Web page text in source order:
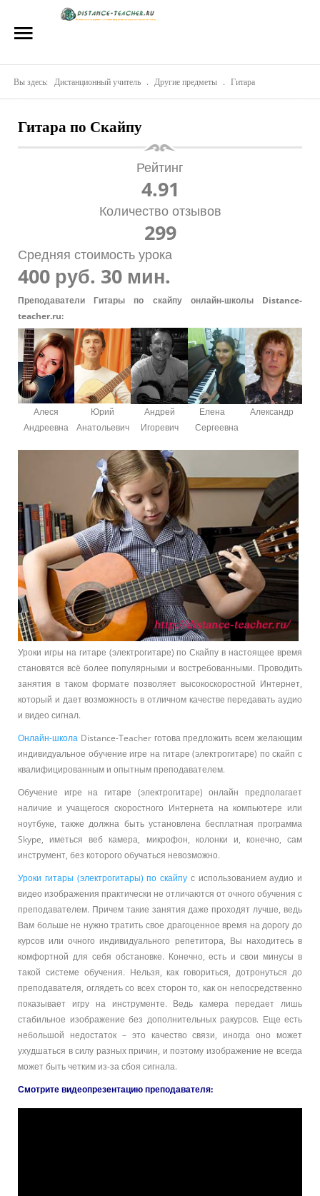
Репетиторы
Акции
Вы здесь: Дистанционный учитель . Другие предметы . Гитара
Гитара по Скайпу
Рейтинг
4.91
Количество отзывов
299
Средняя стоимость урока
400 руб. 30 мин.
Преподаватели Гитары по скайпу онлайн-школы Distance-
teacher.ru:
Алеся Юрий Андрей Елена
Александр
Андреевна
Анатольевич Игоревич Сергеевна
Уроки игры на гитаре (электрогитаре) по Скайпу в настоящее время
становятся всё более популярными и востребованными. Проводить
занятия в таком формате позволяет высокоскоростной Интернет,
который и дает возможность в отличном качестве передавать аудио
и видео сигнал.
Онлайн-школа Distance-Teacher готова предложить всем желающим
индивидуальное обучение игре на гитаре (электрогитаре) по скайп с
квалифицированным и опытным преподавателем.
Обучение игре на гитаре (электрогитаре) онлайн предполагает
наличие и учащегося скоростного Интернета на компьютере или
ноутбуке, также должна быть установлена бесплатная программа
Skype, иметься веб камера, микрофон, колонки и, конечно, сам
инструмент, без которого обучаться невозможно.
Уроки гитары (электрогитары) по скайпу с использованием аудио и
видео изображения практически не отличаются от очного обучения с
преподавателем. Причем такие занятия даже проходят лучше, ведь
Вам больше не нужно тратить свое драгоценное время на дорогу до
курсов или очного индивидуального репетитора, Вы находитесь в
комфортной для себя обстановке. Конечно, есть и свои минусы в
такой системе обучения. Нельзя, как говориться, дотронуться до
преподавателя, оглядеть со всех сторон то, как он непосредственно
показывает игру на инструменте. Ведь камера передает лишь
стабильное изображение без дополнительных ракурсов. Еще есть
небольшой недостаток – это качество связи, иногда оно может
ухудшаться в силу разных причин, и поэтому изображение не всегда
может быть четким из-за сбоя сигнала.
Смотрите видеопрезентацию преподавателя: